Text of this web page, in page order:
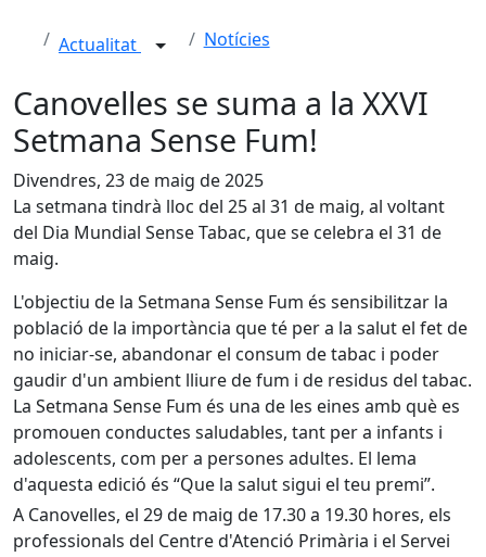
Actualitat Notícies
Canovelles se suma a la XXVI
Setmana Sense Fum!
Divendres, 23 de maig de 2025
La setmana tindrà lloc del 25 al 31 de maig, al voltant
del Dia Mundial Sense Tabac, que se celebra el 31 de
maig.
L'objectiu de la Setmana Sense Fum és sensibilitzar la
població de la importància que té per a la salut el fet de
no iniciar-se, abandonar el consum de tabac i poder
gaudir d'un ambient lliure de fum i de residus del tabac.
La Setmana Sense Fum és una de les eines amb què es
promouen conductes saludables, tant per a infants i
adolescents, com per a persones adultes. El lema
d'aquesta edició és “Que la salut sigui el teu premi”.
A Canovelles, el 29 de maig de 17.30 a 19.30 hores, els
professionals del Centre d'Atenció Primària i el Servei